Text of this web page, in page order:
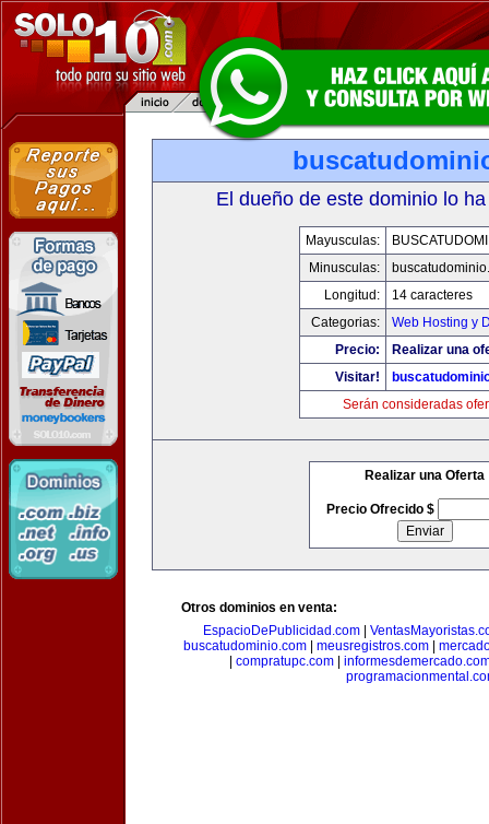
El dueño de este dominio lo
Mayusculas:
Minusculas:
Longitud:
14 caracteres
Categorias:
Web Hosting y
Precio:
Realizar una
Visitar!
Serán consideradas
Realizar una Oferta
Precio Ofrecido $
Otros dominios en venta:
EspacioDePublicidad.com
buscatudominio.com
meusregistros.com
compratupc.com